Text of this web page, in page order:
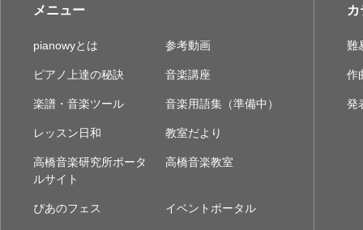
メニュー
pianowyとは 参考動画
ピアノ上達の秘訣 音楽講座
楽譜・音楽ツール 音楽用語集（準備中）
レッスン日和 教室だより
高橋音楽研究所ポータ
ルサイト
高橋音楽教室
ぴあのフェス イベントポータル
難
作
発